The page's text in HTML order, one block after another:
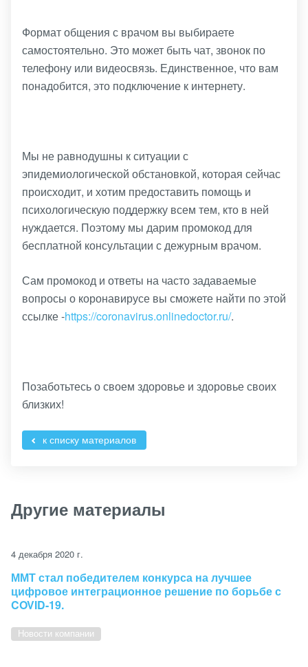
Формат общения с врачом вы выбираете
самостоятельно. Это может быть чат, звонок по
телефону или видеосвязь. Единственное, что вам
понадобится, это подключение к интернету.
Мы не равнодушны к ситуации с
эпидемиологической обстановкой, которая сейчас
происходит, и хотим предоставить помощь и
психологическую поддержку всем тем, кто в ней
нуждается. Поэтому мы дарим промокод для
бесплатной консультации с дежурным врачом.
Сам промокод и ответы на часто задаваемые
вопросы о коронавирусе вы сможете найти по этой
ссылке -https://coronavirus.onlinedoctor.ru/.
Позаботьтесь о своем здоровье и здоровье своих
близких!
к списку материалов
Другие материалы
4 декабря 2020 г.
ММТ стал победителем конкурса на лучшее
цифровое интеграционное решение по борьбе с
COVID-19.
Новости компании